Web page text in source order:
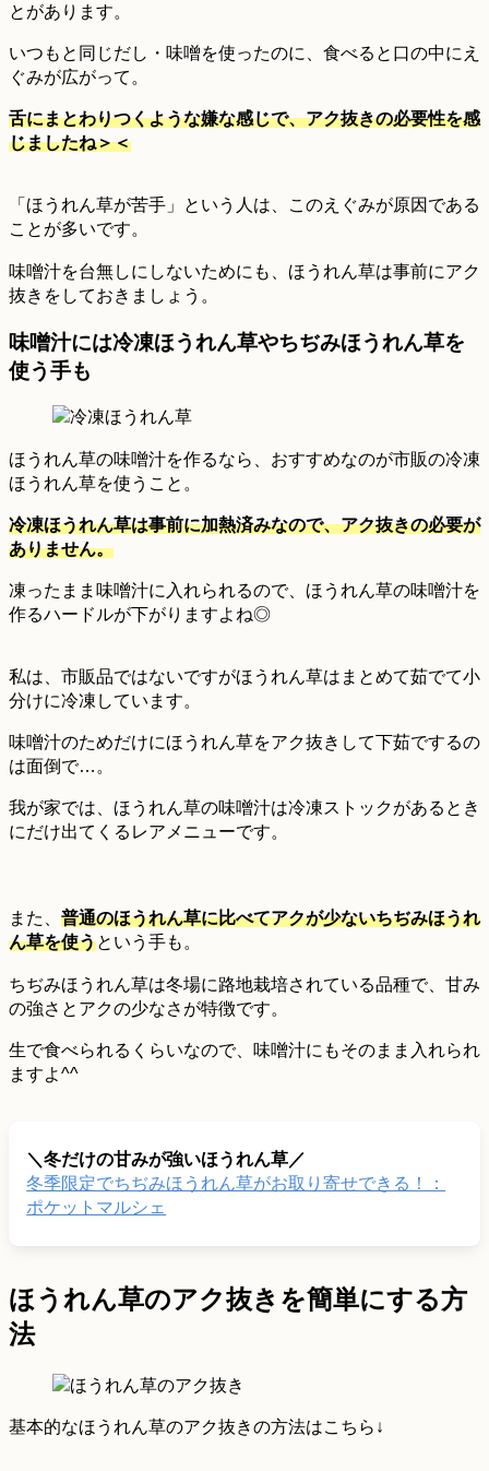
とがあります。
いつもと同じだし・味噌を使ったのに、食べると口の中にえ
ぐみが広がって。
舌にまとわりつくような嫌な感じで、アク抜きの必要性を感
じましたね＞＜
「ほうれん草が苦手」という人は、このえぐみが原因である
ことが多いです。
味噌汁を台無しにしないためにも、ほうれん草は事前にアク
抜きをしておきましょう。
味噌汁には冷凍ほうれん草やちぢみほうれん草を
使う手も
ほうれん草の味噌汁を作るなら、おすすめなのが市販の冷凍
ほうれん草を使うこと。
冷凍ほうれん草は事前に加熱済みなので、アク抜きの必要が
ありません。
凍ったまま味噌汁に入れられるので、ほうれん草の味噌汁を
作るハードルが下がりますよね◎
私は、市販品ではないですがほうれん草はまとめて茹でて小
分けに冷凍しています。
味噌汁のためだけにほうれん草をアク抜きして下茹でするの
は面倒で…。
我が家では、ほうれん草の味噌汁は冷凍ストックがあるとき
にだけ出てくるレアメニューです。
また、 普通のほうれん草に比べてアクが少ないちぢみほうれ
ん草を使うという手も。
ちぢみほうれん草は冬場に路地栽培されている品種で、甘み
の強さとアクの少なさが特徴です。
生で食べられるくらいなので、味噌汁にもそのまま入れられ
ますよ^^
＼冬だけの甘みが強いほうれん草／
冬季限定でちぢみほうれん草がお取り寄せできる！：
ポケットマルシェ
ほうれん草のアク抜きを簡単にする方
法
基本的なほうれん草のアク抜きの方法はこちら↓